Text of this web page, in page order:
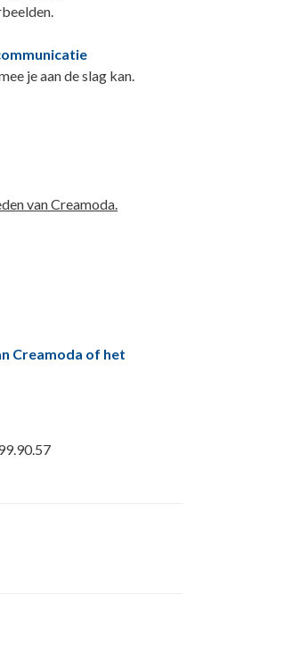
je aan de slag kan.
van Creamoda.
Creamoda of het